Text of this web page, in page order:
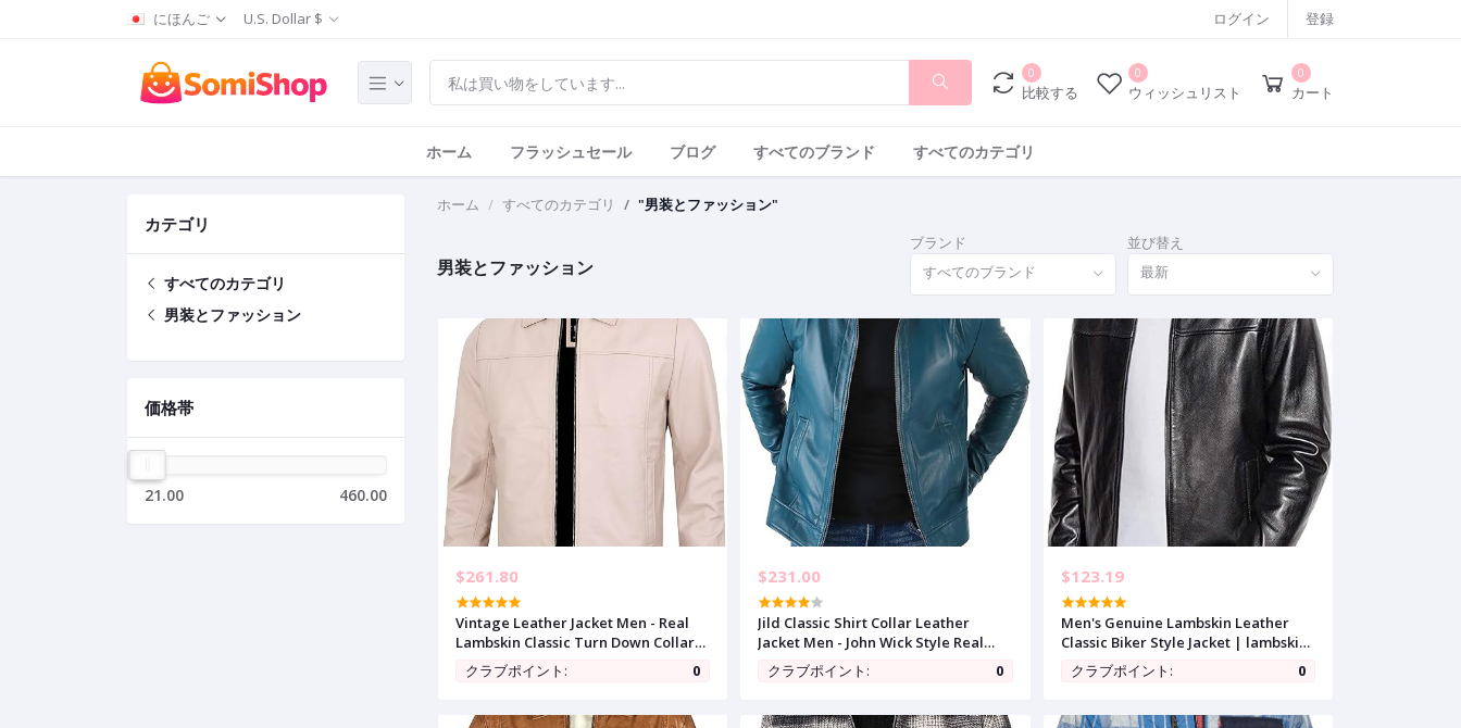
にほんご U.S. Dollar $ ログイン 登録
0
比較する
0
ウィッシュリスト
0
カート
ホーム フラッシュセール ブログ すべてのブランド すべてのカテゴリ
カテゴリ
すべてのカテゴリ
男装とファッション
価格帯
21.00 460.00
ホーム すべてのカテゴリ "男装とファッション"
男装とファッション
ブランド
すべてのブランド
並び替え
最新
$261.80
Vintage Leather Jacket Men - Real
Lambskin Classic Turn Down Collar
Leather Jackets For Mens
クラブポイント: 0
$231.00
Jild Classic Shirt Collar Leather
Jacket Men - John Wick Style Real
Lambskin Mens Leather Jacket
クラブポイント: 0
$123.19
Men's Genuine Lambskin Leather
Classic Biker Style Jacket | lambskin
Jackets Men
クラブポイント: 0